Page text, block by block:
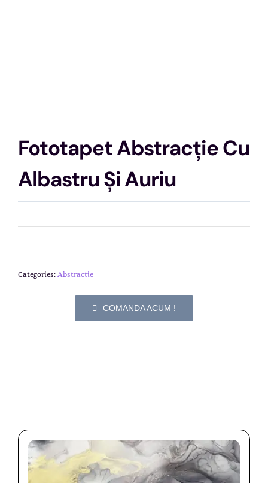
Fototapet Abstracție Cu
Albastru Și Auriu
Categories:Abstractie
COMANDA ACUM !